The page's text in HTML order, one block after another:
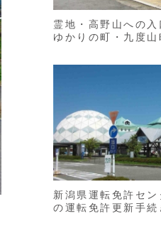
霊地・高野山への
ゆかりの町・九度
新潟県運転免許セ
の運転免許更新手続